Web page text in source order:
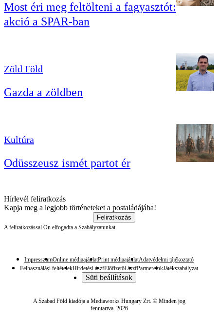
Most éri meg feltölteni a fagyasztót:
akció a SPAR-ban
Zöld Föld
Gazda a zöldben
Kultúra
Odüsszeusz ismét partot ér
Hírlevél feliratkozás
Kapja meg a legjobb történeteket a postaládájába!
Feliratkozás
A feliratkozással Ön elfogadta a Szabályzatunkat
ImpresszumOnline médiaajánlatPrint médiaajánlatAdatvédelmi tájékoztató
Felhasználási feltételekHirdetési ászfElőfizetői ászfPartnereinkJátékszabályzat
Süti beállítások
A Szabad Föld kiadója a Mediaworks Hungary Zrt. © Minden jog
fenntartva. 2026